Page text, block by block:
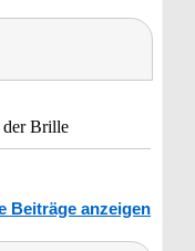
der Brille
Beiträge anzeigen